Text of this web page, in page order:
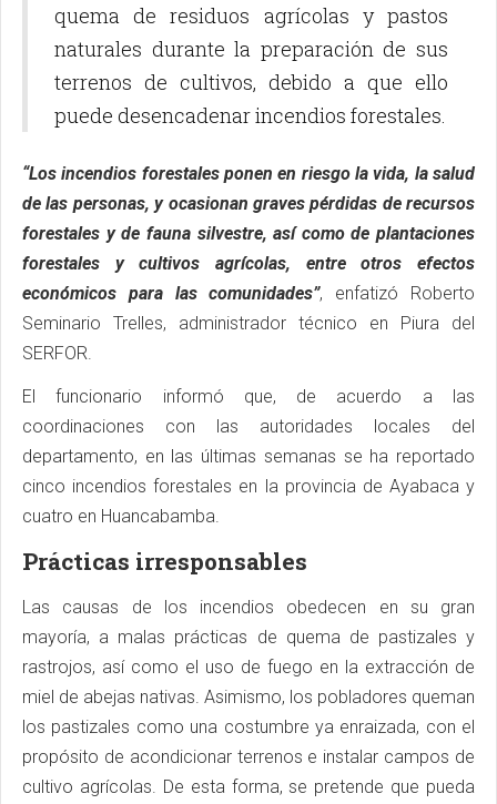
quema de residuos agrícolas y pastos
naturales durante la preparación de sus
terrenos de cultivos, debido a que ello
puede desencadenar incendios forestales.
“Los incendios forestales ponen en riesgo la vida, la salud
de las personas, y ocasionan graves pérdidas de recursos
forestales y de fauna silvestre, así como de plantaciones
forestales y cultivos agrícolas, entre otros efectos
económicos para las comunidades”, enfatizó Roberto
Seminario Trelles, administrador técnico en Piura del
SERFOR.
El funcionario informó que, de acuerdo a las
coordinaciones con las autoridades locales del
departamento, en las últimas semanas se ha reportado
cinco incendios forestales en la provincia de Ayabaca y
cuatro en Huancabamba.
Prácticas irresponsables
Las causas de los incendios obedecen en su gran
mayoría, a malas prácticas de quema de pastizales y
rastrojos, así como el uso de fuego en la extracción de
miel de abejas nativas. Asimismo, los pobladores queman
los pastizales como una costumbre ya enraizada, con el
propósito de acondicionar terrenos e instalar campos de
cultivo agrícolas. De esta forma, se pretende que pueda